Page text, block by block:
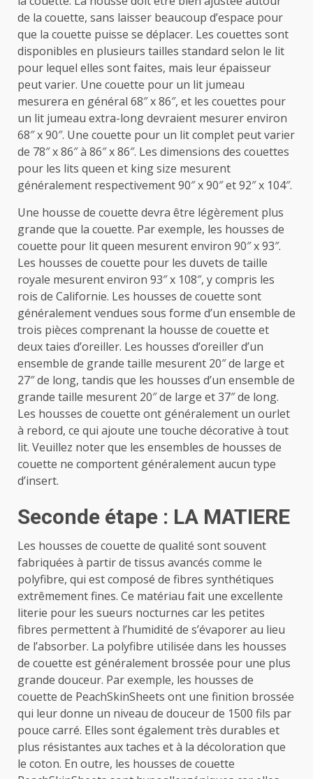
de la couette, sans laisser beaucoup d’espace pour
que la couette puisse se déplacer. Les couettes sont
disponibles en plusieurs tailles standard selon le lit
pour lequel elles sont faites, mais leur épaisseur
peut varier. Une couette pour un lit jumeau
mesurera en général 68″ x 86″, et les couettes pour
un lit jumeau extra-long devraient mesurer environ
68″ x 90″. Une couette pour un lit complet peut varier
de 78″ x 86″ à 86″ x 86″. Les dimensions des couettes
pour les lits queen et king size mesurent
généralement respectivement 90″ x 90″ et 92″ x 104″.
Une housse de couette devra être légèrement plus
grande que la couette. Par exemple, les housses de
couette pour lit queen mesurent environ 90″ x 93″.
Les housses de couette pour les duvets de taille
royale mesurent environ 93″ x 108″, y compris les
rois de Californie. Les housses de couette sont
généralement vendues sous forme d’un ensemble de
trois pièces comprenant la housse de couette et
deux taies d’oreiller. Les housses d’oreiller d’un
ensemble de grande taille mesurent 20″ de large et
27″ de long, tandis que les housses d’un ensemble de
grande taille mesurent 20″ de large et 37″ de long.
Les housses de couette ont généralement un ourlet
à rebord, ce qui ajoute une touche décorative à tout
lit. Veuillez noter que les ensembles de housses de
couette ne comportent généralement aucun type
d’insert.
Seconde étape : LA MATIERE
Les housses de couette de qualité sont souvent
fabriquées à partir de tissus avancés comme le
polyfibre, qui est composé de fibres synthétiques
extrêmement fines. Ce matériau fait une excellente
literie pour les sueurs nocturnes car les petites
fibres permettent à l’humidité de s’évaporer au lieu
de l’absorber. La polyfibre utilisée dans les housses
de couette est généralement brossée pour une plus
grande douceur. Par exemple, les housses de
couette de PeachSkinSheets ont une finition brossée
qui leur donne un niveau de douceur de 1500 fils par
pouce carré. Elles sont également très durables et
plus résistantes aux taches et à la décoloration que
le coton. En outre, les housses de couette